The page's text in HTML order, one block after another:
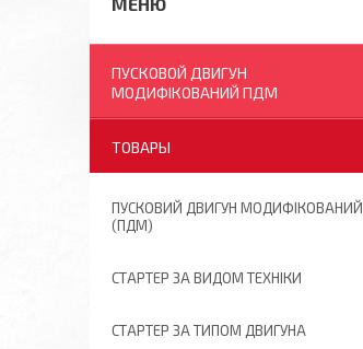
ПУСКОВОЙ ДВИГУН
МОДИФІКОВАНИЙ ПДМ
ТОВАРЫ
ПУСКОВИЙ ДВИГУН МОДИФІКОВАНИЙ
(ПДМ)
СТАРТЕР ЗА ВИДОМ ТЕХНІКИ
СТАРТЕР ЗА ТИПОМ ДВИГУНА